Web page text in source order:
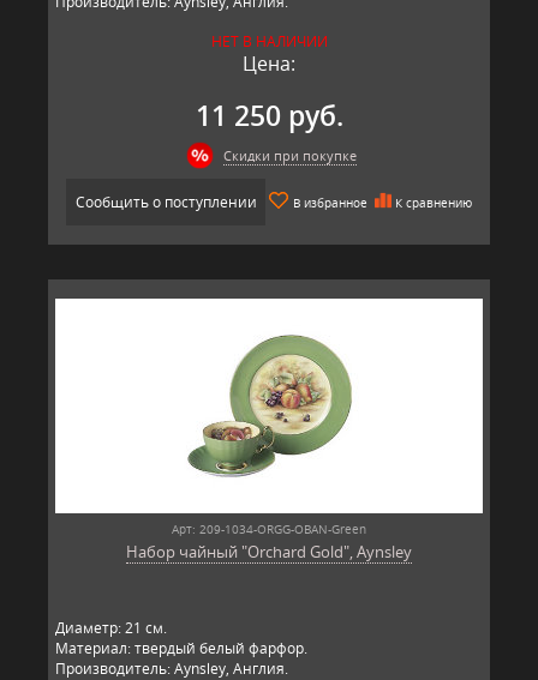
НЕТ В НАЛИЧИИ
Цена:
11 250 руб.
Скидки при покупке
Сообщить о поступлении В избранное К сравнению
Арт: 209-1034-ORGG-OBAN-Green
Набор чайный "Orchard Gold", Aynsley
Диаметр: 21 см.
Материал: твердый белый фарфор.
Производитель: Aynsley, Англия.